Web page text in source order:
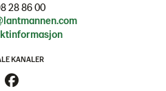
28 86 00
KANALER